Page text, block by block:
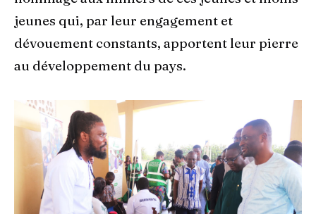
jeunes qui, par leur engagement et
dévouement constants, apportent leur pierre
au développement du pays.